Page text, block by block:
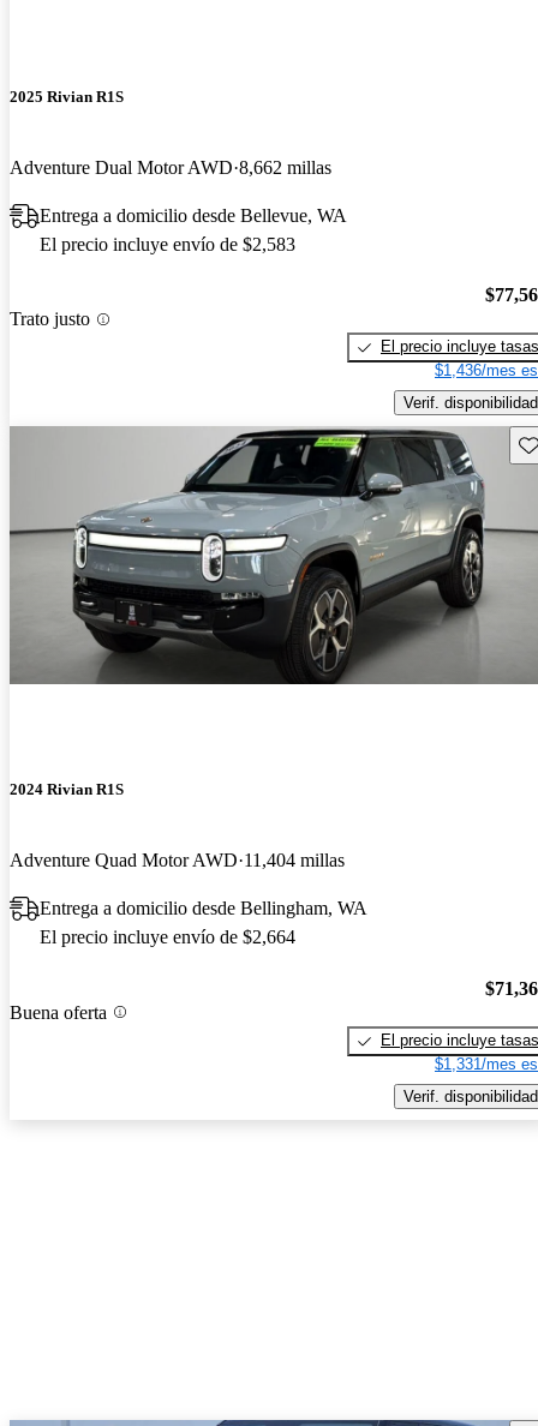
2025 Rivian R1S
Adventure Dual Motor AWD 8,662 millas
Entrega a domicilio desde Bellevue, WA
El precio incluye envío de $2,583
Trato justo
El precio incluye tasas
$1,436/mes
Verif. disponibilidad
2024 Rivian R1S
Adventure Quad Motor AWD 11,404 millas
Entrega a domicilio desde Bellingham, WA
El precio incluye envío de $2,664
Buena oferta
El precio incluye tasas
$1,331/mes
Verif. disponibilidad